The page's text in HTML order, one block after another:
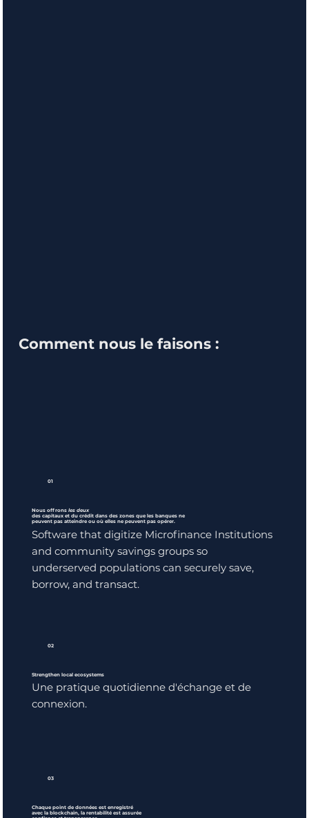
Comment nous le faisons :
01
Nous offronsles deux
des capitaux et du crédit dans des zones que les banques ne
peuvent pas atteindre ou où elles ne peuvent pas opérer.
Software that digitize Microfinance Institutions
and community savings groups so
underserved populations can securely save,
borrow, and transact.
02
Strengthen local ecosystems
Une pratique quotidienne d'échange et de
connexion.
03
Chaque point de données est enregistré
avec la blockchain, la rentabilité est assurée